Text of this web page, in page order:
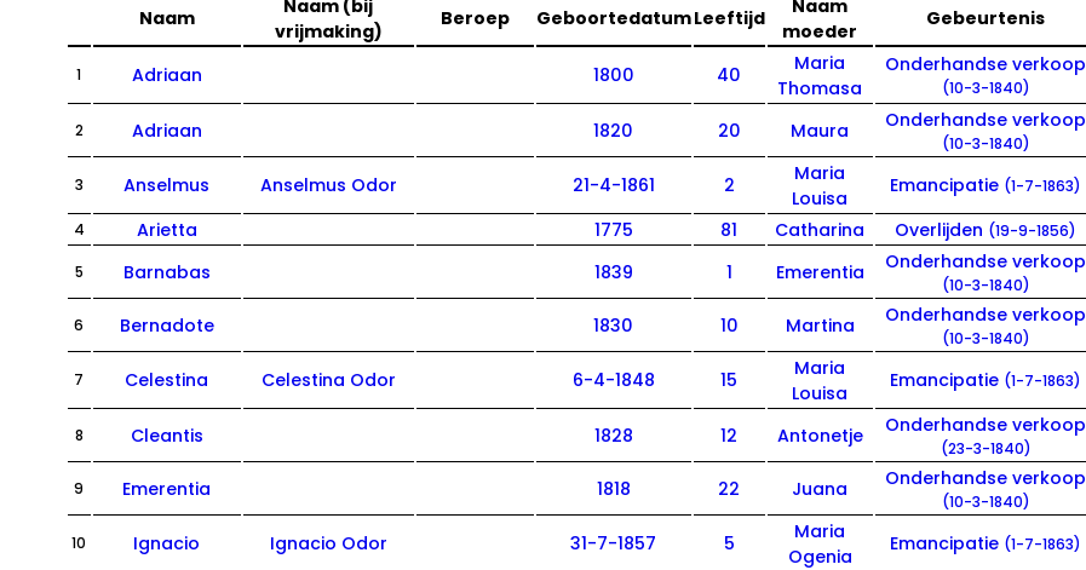
Naam
Naam (bij
vrijmaking)
Beroep GeboortedatumLeeftijd
Naam
moeder
Gebeurtenis
1 Adriaan 1800 40
Maria
Thomasa
Onderhandse verkoop
(10-3-1840)
2 Adriaan 1820 20 Maura Onderhandse verkoop
(10-3-1840)
3 Anselmus Anselmus Odor 21-4-1861 2
Maria
Louisa
Emancipatie (1-7-1863)
4 Arietta 1775 81 Catharina Overlijden (19-9-1856)
5 Barnabas 1839 1 Emerentia Onderhandse verkoop
(10-3-1840)
6 Bernadote 1830 10 Martina Onderhandse verkoop
(10-3-1840)
7 Celestina Celestina Odor 6-4-1848 15
Maria
Louisa
Emancipatie (1-7-1863)
8 Cleantis 1828 12 Antonetje Onderhandse verkoop
(23-3-1840)
9 Emerentia 1818 22 Juana Onderhandse verkoop
(10-3-1840)
10 Ignacio Ignacio Odor 31-7-1857 5
Maria
Ogenia
Emancipatie (1-7-1863)